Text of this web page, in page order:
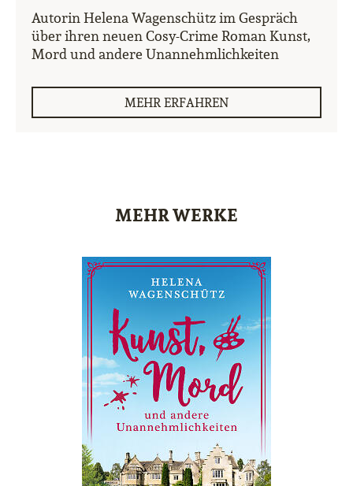
Autorin Helena Wagenschütz im Gespräch
über ihren neuen Cosy-Crime Roman Kunst,
Mord und andere Unannehmlichkeiten
MEHR ERFAHREN
MEHR WERKE